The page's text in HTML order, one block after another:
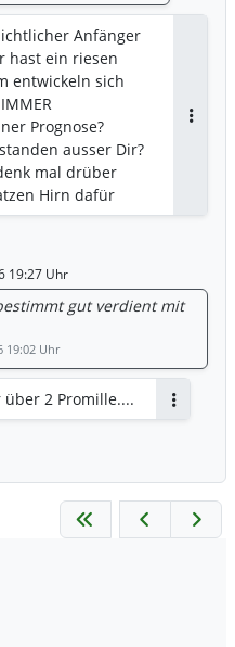
Anfänger
hast ein riesen
entwickeln sich
Prognose?
ausser Dir?
mal drüber
Hirn dafür
19:27 Uhr
gut verdient mit
19:02 Uhr
2 Promille....